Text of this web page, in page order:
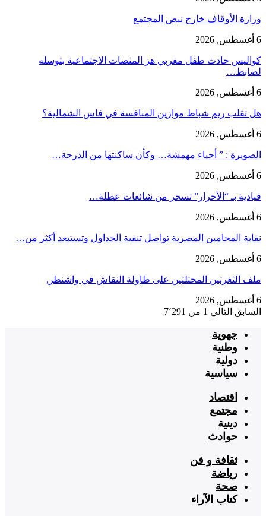
وزارة الأوقاف خارج نبض المجتمع
6 أغسطس, 2026
كواليس حادث طفل مغربي هز المنصات الاجتماعية بتوسله
لضابط…
6 أغسطس, 2026
هل تقلب ريم شباط موازين المنافسة في فاس الشمالية؟
6 أغسطس, 2026
الصويرة : ” أحياء مهمشة… وكأن ساكنتها من الدرجة…
6 أغسطس, 2026
قيادية بـ “الأحرار” تسخر من شائعات عطلة…
6 أغسطس, 2026
نقابة المحامين المصرية تواصل تنقية الجداول وتستبعد أكثر من…
6 أغسطس, 2026
ملف الثغرتين المحتلتين على طاولة النقاش في واشنطن
6 أغسطس, 2026
السابق التالي 1 من 7٬291
جهوية
وطنية
دولية
سياسية
اقتصاد
مجتمع
دينية
حوادث
ثقافة و فن
رياضة
صحة
كتاب الآراء